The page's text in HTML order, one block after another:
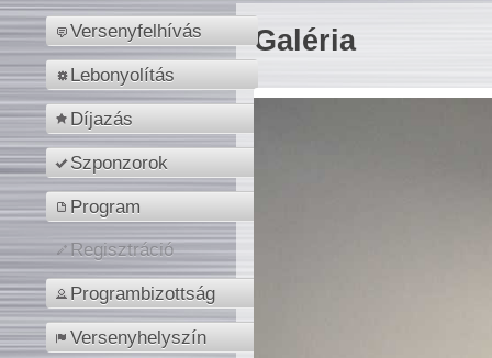
Versenyfelhívás
Lebonyolítás
Díjazás
Szponzorok
Program
Regisztráció
Programbizottság
Versenyhelyszín
Galéria